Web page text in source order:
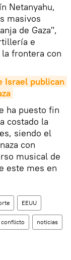
Netanyahu,
masivos
de Gaza",
e
frontera con
Israel publican
ha puesto fin
costado la
siendo el
con
musical de
este mes en
EEUU
noticias